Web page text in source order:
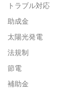
トラブル対応
助成金
太陽光発電
法規制
節電
補助金